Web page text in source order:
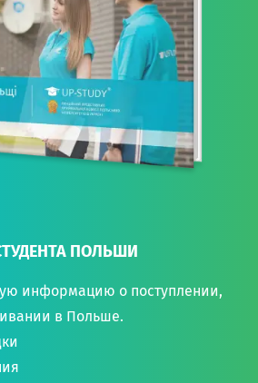
ПОЛЬШИ
информацию о поступлении,
в Польше.